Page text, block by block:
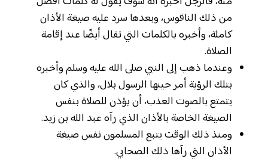
من ذلك الناقوس، وبعدها سرد عليه صيغة الأذان
كاملة، وأخبره بالكلمات التي تقال أيضًا عند إقامة
الصلاة.
وعندما ذهب إلى النبي صلى الله عليه وسلم وأخبره
بتلك الرؤية أمر حينها الرسول بلال، والذي كان
يتمتع بالصوت العذب، أن يؤذن للصلاة بنفس
الصيغة الخاصة بالأذان الذي رآه عبد الله بن زيد.
ومنذ ذلك الوقت يتبع المسلمون نفس صيغة
الأذان التي رآها ذلك الصحابي.